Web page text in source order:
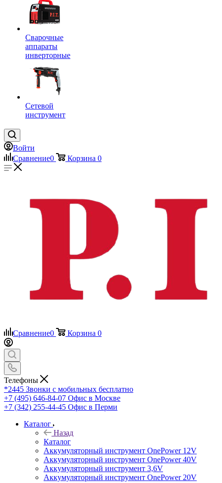
Сварочные
аппараты
инверторные
Сетевой
инструмент
Войти
Сравнение0 Корзина 0
Сравнение0 Корзина 0
Телефоны
*2445 Звонки с мобильных бесплатно
+7 (495) 646-84-07 Офис в Москве
+7 (342) 255-44-45 Офис в Перми
Каталог
Назад
Каталог
Аккумуляторный инструмент OnePower 12V
Аккумуляторный инструмент OnePower 40V
Аккумуляторный инструмент 3,6V
Аккумуляторный инструмент OnePower 20V